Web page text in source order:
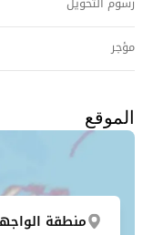
مؤجر
الموقع
منطقة